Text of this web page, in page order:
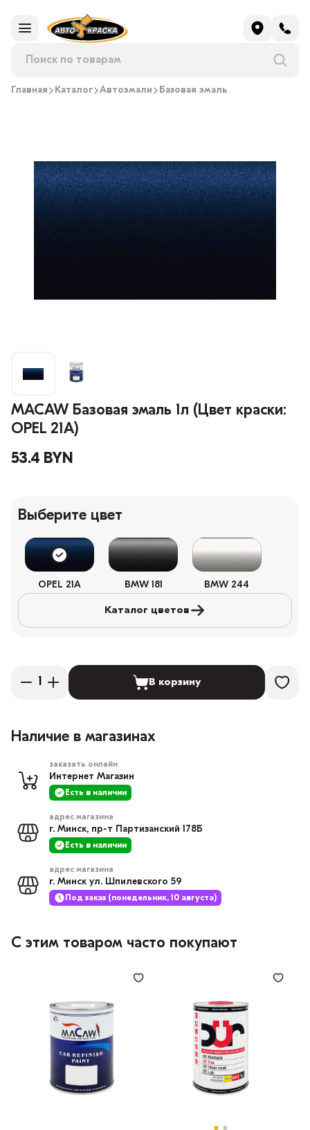
Главная Каталог Автоэмали Базовая эмаль
MACAW Базовая эмаль 1л (Цвет краски:
OPEL 21A)
53.4 BYN
Выберите цвет
OPEL 21A BMW 181 BMW 244
Каталог цветов
В корзину
Наличие в магазинах
заказать онлайн
Интернет Магазин
Есть в наличии
адрес магазина
г. Минск, пр-т Партизанский 178Б
Есть в наличии
адрес магазина
г. Минск ул. Шпилевского 59
Под заказ (понедельник, 10 августа)
С этим товаром часто покупают